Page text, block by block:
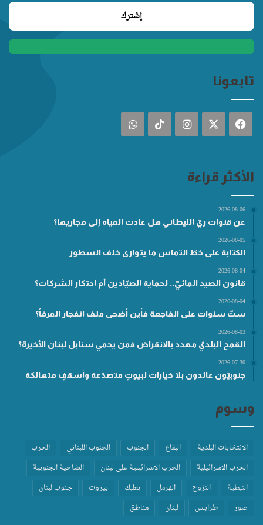
تابعونا
فيسبوك انستقرام ‫TikTokواتساب
الأكثر قراءة
2026-08-06
عن قنوات ريّ الليطاني هل عادت المياه إلى مجاريها؟
2026-08-05
الكتابة على خطّ التماس ما يتوارى خلف السطور
2026-08-04
قانون الصيد المائيّ.. لحماية الصيّادين أم احتكار الشركات؟
2026-08-04
ستّ سنوات على الفاجعة فأين أضحى ملف انفجار المرفأ؟
2026-08-03
القمح البلديّ مهدد بالانقراض فمن يحمي سنابل لبنان الأخيرة؟
2026-07-30
جنوبيّون عائدون بلا خيارات لبيوتٍ متصدّعة وأسقفٍ متهالكة
وسوم
الانتخابات البلدية البقاع الجنوب الجنوب اللبناني
الحرب
الحرب الاسرائيلية
الحرب الاسرائيلية على لبنان
الضاحية الجنوبية
النبطية
النزوح الهرمل بعلبك بيروت
جنوب لبنان
صور
طرابلس لبنان مناطق